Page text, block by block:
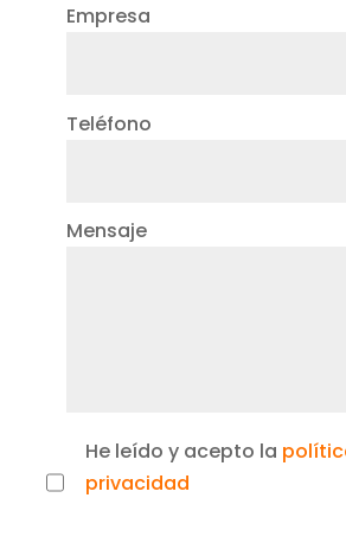
Empresa
Teléfono
Mensaje
He leído y acepto la
privacidad